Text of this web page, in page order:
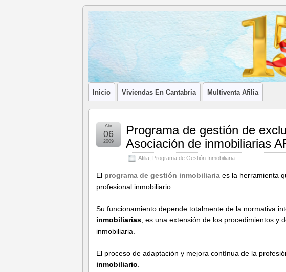
Blog de
Afilia
Inmobiliarias
LA ASOCIACIÓN DE LOS PROFESIONALES
Inicio Viviendas En Cantabria Multiventa Afilia
Programa de gestión de
Asociación de inmobiliarias
Afilia Programa de Gestión Inmobiliaria
Abr
06
2009
El programa de gestión inmobiliaria es la herramienta
profesional inmobiliario.
Su funcionamiento depende totalmente de la normativa
inmobiliarias; es una extensión de los procedimientos y
inmobiliaria.
El proceso de adaptación y mejora contínua de la
inmobiliario